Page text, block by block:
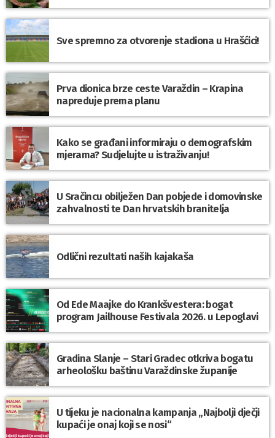
Sve spremno za otvorenje stadiona u Hrašćici!
Prva dionica brze ceste Varaždin – Krapina
napreduje prema planu
Kako se građani informiraju o demografskim
mjerama? Sudjelujte u istraživanju!
U Sračincu obilježen Dan pobjede i domovinske
zahvalnosti te Dan hrvatskih branitelja
Odlični rezultati naših kajakaša
Od Ede Maajke do Krankšvestera: bogat
program Jailhouse Festivala 2026. u Lepoglavi
Gradina Slanje – Stari Gradec otkriva bogatu
arheološku baštinu Varaždinske županije
U tijeku je nacionalna kampanja „Najbolji dječji
kupaći je onaj koji se nosi“